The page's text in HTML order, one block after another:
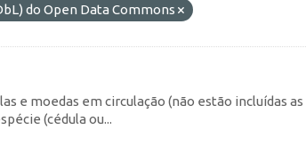
do Open Data Commons
e moedas em circulação (não estão incluídas
(cédula ou...